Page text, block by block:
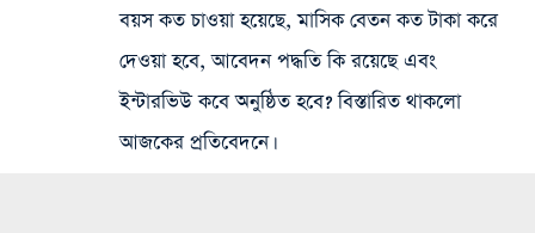
বয়স কত চাওয়া হয়েছে, মাসিক বেতন কত টাকা করে
দেওয়া হবে, আবেদন পদ্ধতি কি রয়েছে এবং
ইন্টারভিউ কবে অনুষ্ঠিত হবে? বিস্তারিত থাকলো
আজকের প্রতিবেদনে।